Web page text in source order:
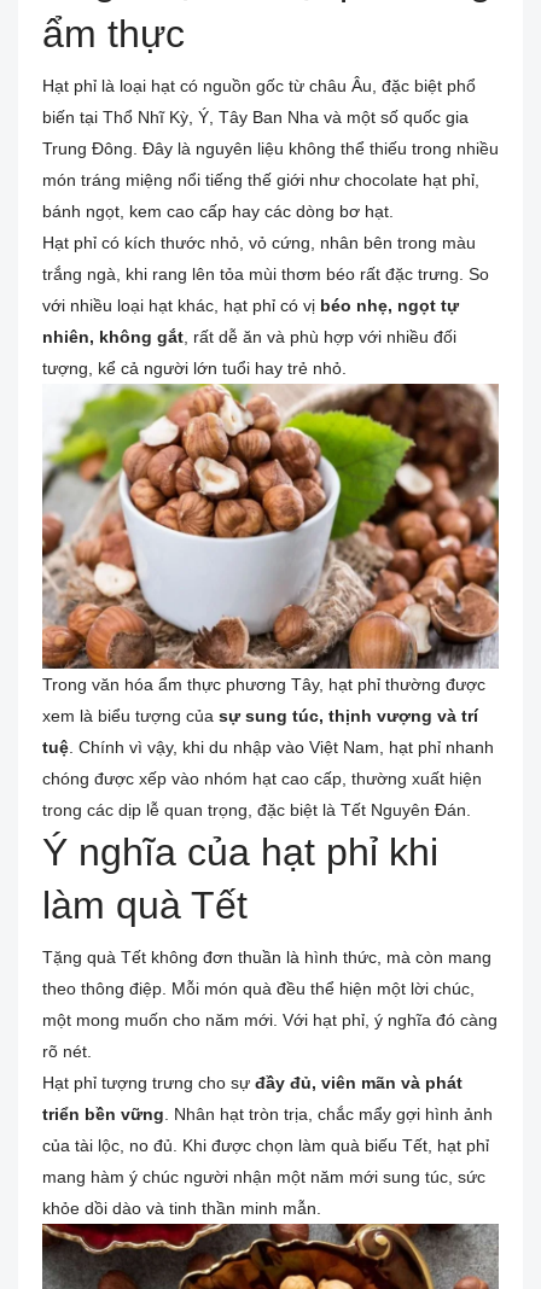
ẩm thực
Hạt phỉ là loại hạt có nguồn gốc từ châu Âu, đặc biệt phổ
biến tại Thổ Nhĩ Kỳ, Ý, Tây Ban Nha và một số quốc gia
Trung Đông. Đây là nguyên liệu không thể thiếu trong nhiều
món tráng miệng nổi tiếng thế giới như chocolate hạt phỉ,
bánh ngọt, kem cao cấp hay các dòng bơ hạt.
Hạt phỉ có kích thước nhỏ, vỏ cứng, nhân bên trong màu
trắng ngà, khi rang lên tỏa mùi thơm béo rất đặc trưng. So
với nhiều loại hạt khác, hạt phỉ có vị béo nhẹ, ngọt tự
nhiên, không gắt , rất dễ ăn và phù hợp với nhiều đối
tượng, kể cả người lớn tuổi hay trẻ nhỏ.
Trong văn hóa ẩm thực phương Tây, hạt phỉ thường được
xem là biểu tượng của sự sung túc, thịnh vượng và trí
tuệ. Chính vì vậy, khi du nhập vào Việt Nam, hạt phỉ nhanh
chóng được xếp vào nhóm hạt cao cấp, thường xuất hiện
trong các dịp lễ quan trọng, đặc biệt là Tết Nguyên Đán.
Ý nghĩa của hạt phỉ khi
làm quà Tết
Tặng quà Tết không đơn thuần là hình thức, mà còn mang
theo thông điệp. Mỗi món quà đều thể hiện một lời chúc,
một mong muốn cho năm mới. Với hạt phỉ, ý nghĩa đó càng
rõ nét.
Hạt phỉ tượng trưng cho sự đầy đủ, viên mãn và phát
triển bền vững. Nhân hạt tròn trịa, chắc mẩy gợi hình ảnh
của tài lộc, no đủ. Khi được chọn làm quà biếu Tết, hạt phỉ
mang hàm ý chúc người nhận một năm mới sung túc, sức
khỏe dồi dào và tinh thần minh mẫn.